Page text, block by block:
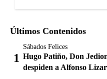
Últimos Contenidos
Sábados Felices
Hugo Patiño, Don
despiden a Alfonso